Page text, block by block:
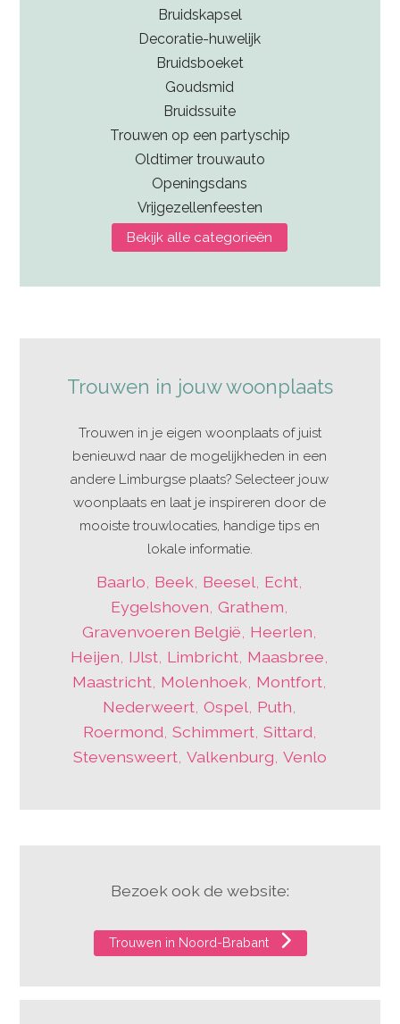
Bruidskapsel
Decoratie-huwelijk
Bruidsboeket
Goudsmid
Bruidssuite
Trouwen op een partyschip
Oldtimer trouwauto
Openingsdans
Vrijgezellenfeesten
Bekijk alle categorieën
Trouwen in jouw woonplaats
Trouwen in je eigen woonplaats of juist
benieuwd naar de mogelijkheden in een
andere Limburgse plaats? Selecteer jouw
woonplaats en laat je inspireren door de
mooiste trouwlocaties, handige tips en
lokale informatie.
Baarlo Beek Beesel Echt
Eygelshoven ,Grathem
Gravenvoeren België Heerlen
Heijen IJlst Limbricht Maasbree
Maastricht Molenhoek Montfort
Nederweert ,Ospel Puth
Roermond Schimmert, Sittard
Stevensweert, Valkenburg Venlo
Bezoek ook de website:
Trouwen in Noord-Brabant